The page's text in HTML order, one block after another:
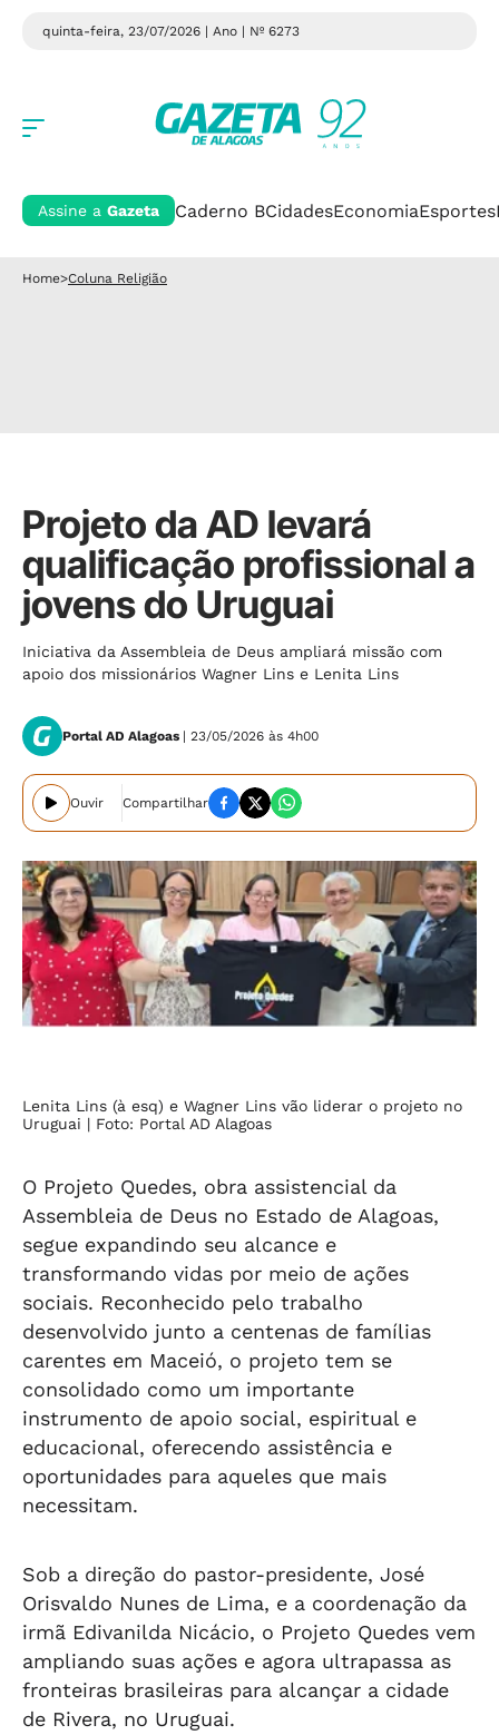
quinta-feira, 23/07/2026 | Ano | Nº 6273
Assine a Gazeta Caderno BCidadesEconomiaEsportes
Home>Coluna Religião
Projeto da AD levará
qualificação profissional a
jovens do Uruguai
Iniciativa da Assembleia de Deus ampliará missão com
apoio dos missionários Wagner Lins e Lenita Lins
Portal AD Alagoas | 23/05/2026 às 4h00
Ouvir Compartilhar
Lenita Lins (à esq) e Wagner Lins vão liderar o projeto no
Uruguai | Foto: Portal AD Alagoas
O Projeto Quedes, obra assistencial da
Assembleia de Deus no Estado de Alagoas,
segue expandindo seu alcance e
transformando vidas por meio de ações
sociais. Reconhecido pelo trabalho
desenvolvido junto a centenas de famílias
carentes em Maceió, o projeto tem se
consolidado como um importante
instrumento de apoio social, espiritual e
educacional, oferecendo assistência e
oportunidades para aqueles que mais
necessitam.
Sob a direção do pastor-presidente, José
Orisvaldo Nunes de Lima, e a coordenação da
irmã Edivanilda Nicácio, o Projeto Quedes vem
ampliando suas ações e agora ultrapassa as
fronteiras brasileiras para alcançar a cidade
de Rivera, no Uruguai.